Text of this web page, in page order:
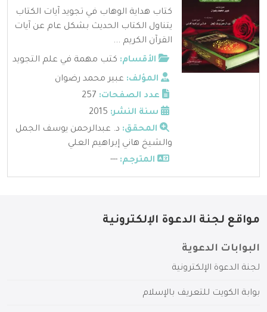
كتاب هداية الوهاب في تجويد آيات الكتاب
يتناول الكتاب الحديث بشكل عام عن آيات
القرآن الكريم ...
الأقسام: كتب مهمة في علم التجويد
المؤلف: عبير محمد رضوان
عدد الصفحات:
سنة النشر:
المحقق: د. عبدالرحمن يوسف الجمل
والشيخ هاني إبراهيم العلي
المترجم: ---
مواقع لجنة الدعوة الإلكترونية
البوابات الدعوية
لجنة الدعوة الإلكترونية
بوابة الكويت للتعريف بالإسلام